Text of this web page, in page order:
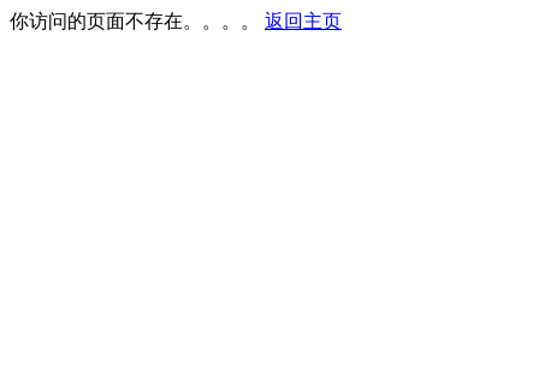
你访问的页面不存在。。。。 返回主页